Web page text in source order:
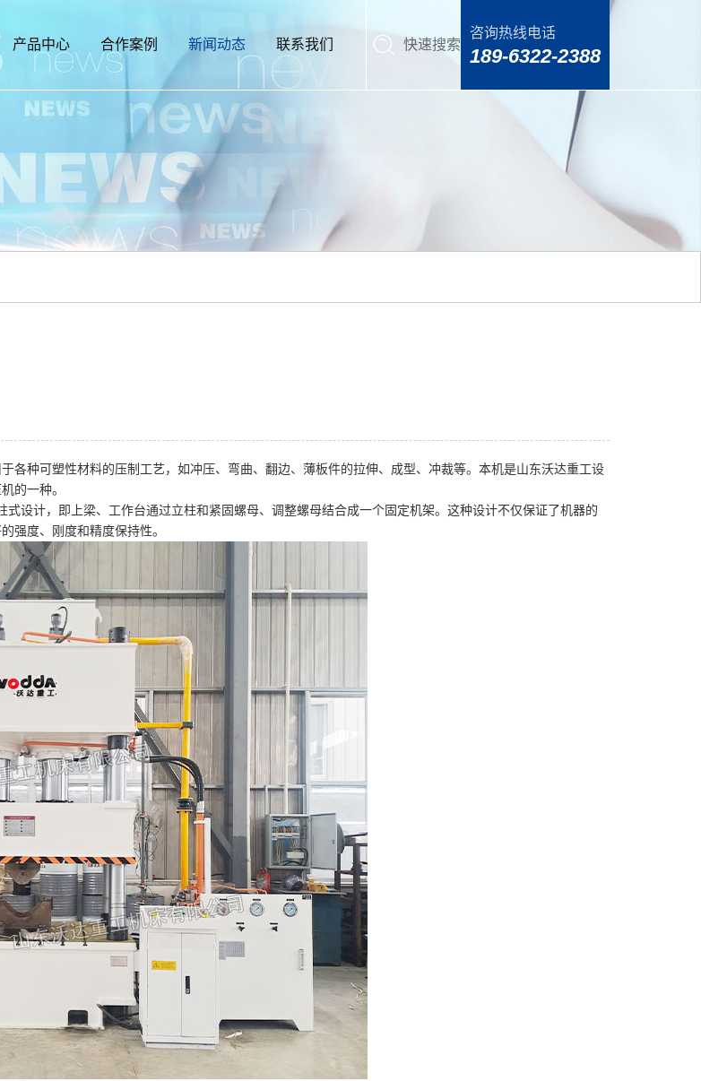
产品中心 合作案例 新闻动态 联系我们 快速搜索
咨询热线电话
189-6322-2388
各种可塑性材料的压制工艺，如冲压、弯曲、翻边、薄板件的拉伸、成型、冲裁等。本机是山东沃达重工设
的一种。
设计，即上梁、工作台通过立柱和紧固螺母、调整螺母结合成一个固定机架。这种设计不仅保证了机器的
强度、刚度和精度保持性。